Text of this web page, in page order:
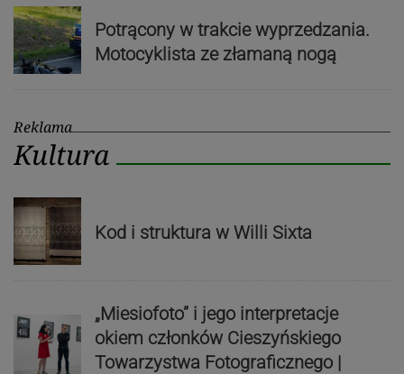
Potrącony w trakcie wyprzedzania.
Motocyklista ze złamaną nogą
Reklama
Kultura
Kod i struktura w Willi Sixta
„Miesiofoto” i jego interpretacje
okiem członków Cieszyńskiego
Towarzystwa Fotograficznego |